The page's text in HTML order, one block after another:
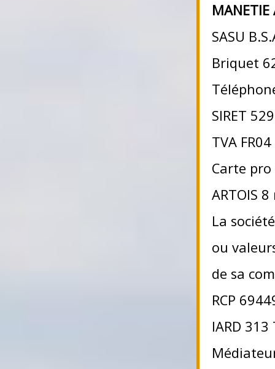
SASU
Briquet
SIRET
TVA
Carte pro
ARTOIS
La
ou
de sa
RCP
IARD 313